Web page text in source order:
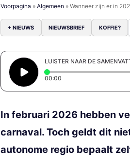
Voorpagina » Algemeen » Wanneer zijn er in
+ NIEUWS NIEUWSBRIEF KOFFIE?
LUISTER NAAR DE
00:00
In februari 2026 hebben
carnaval. Toch geldt dit
autonome regio bepaalt